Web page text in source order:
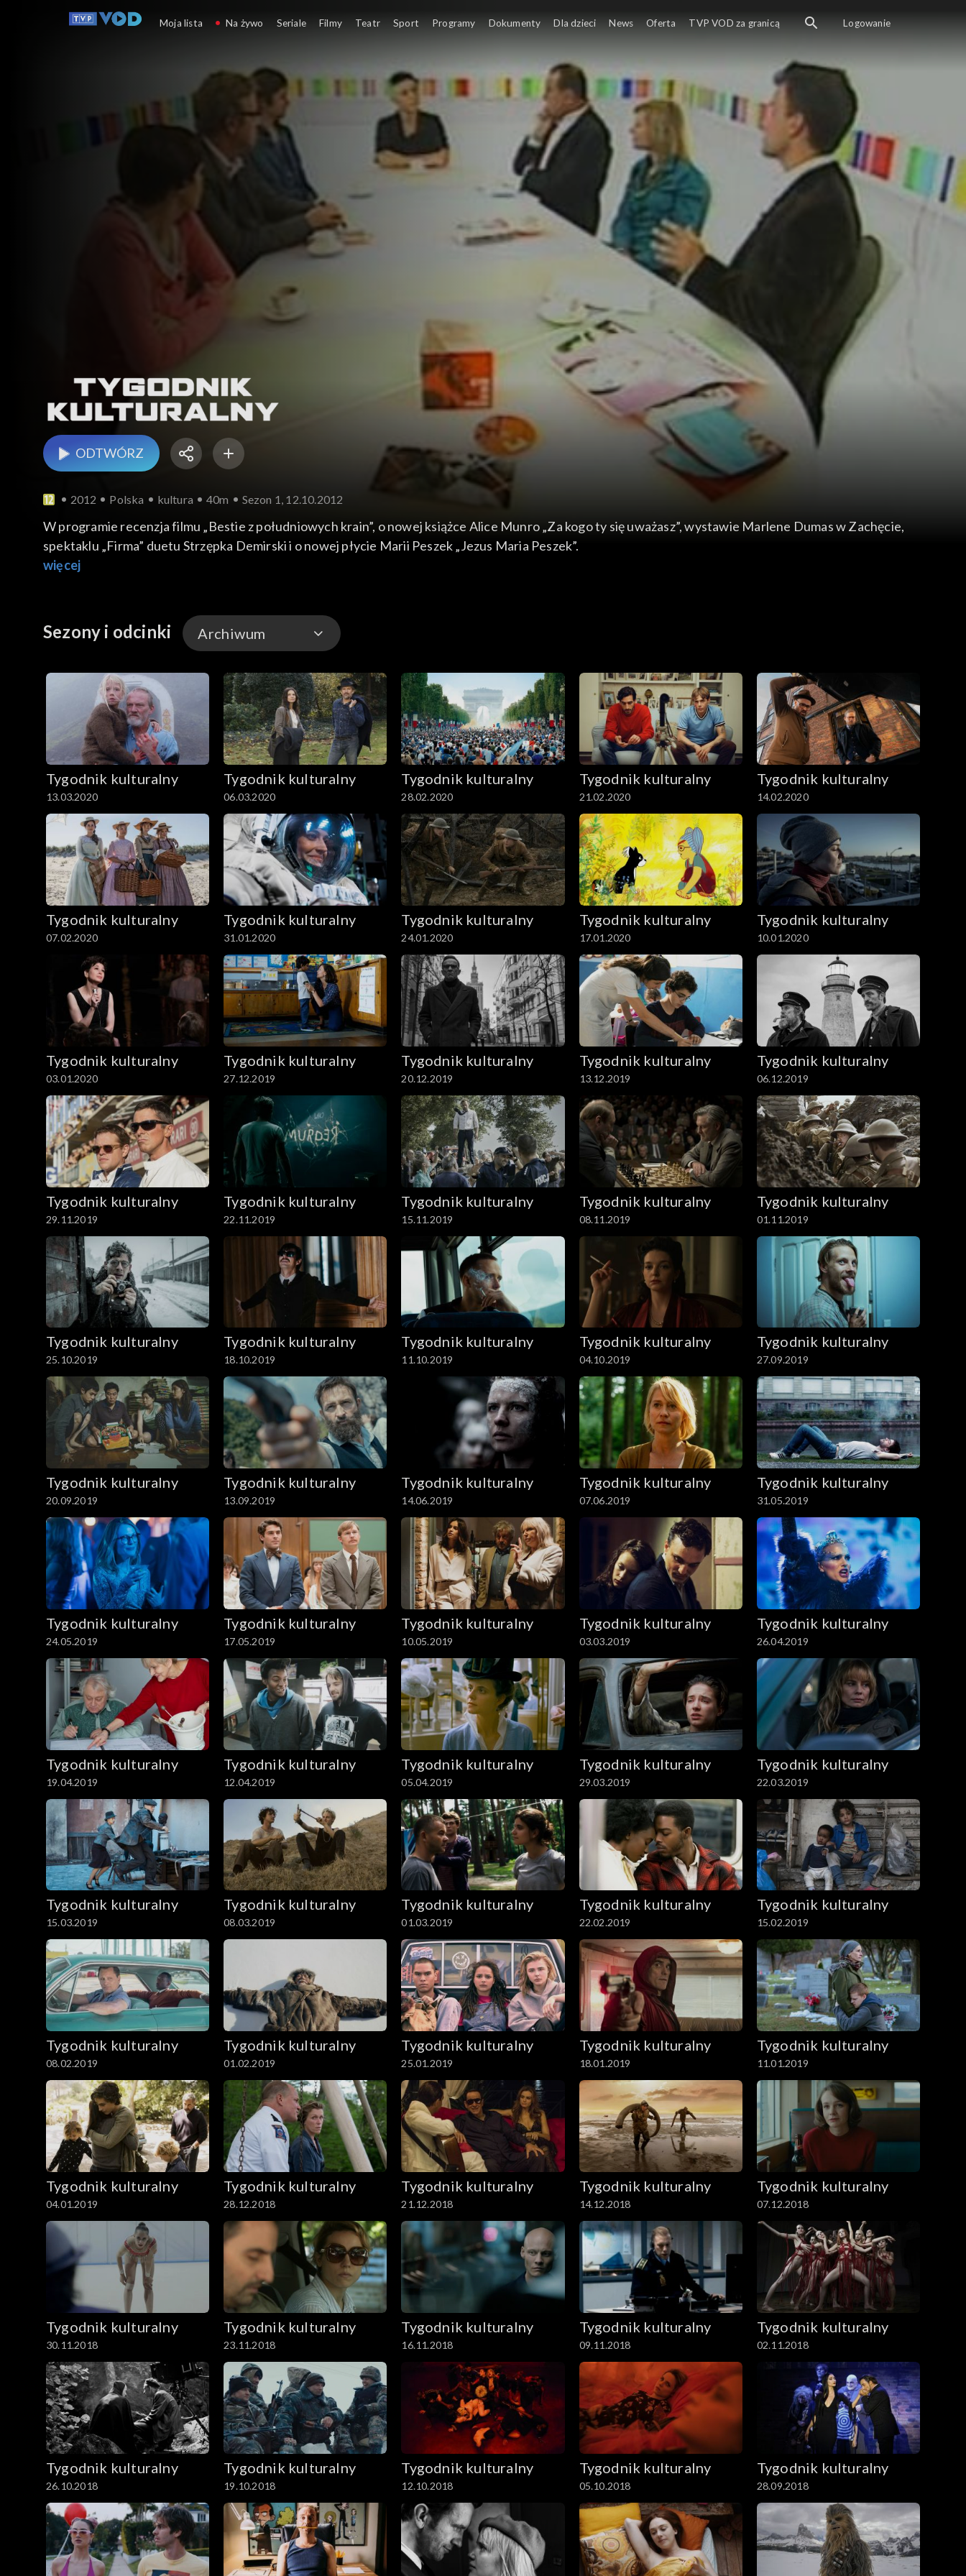
ODTWÓRZ
2012 Polska kultura 40m Sezon 1, 12.10.2012
W programie recenzja filmu „Bestie z południowych krain”, o nowej książce Alice Munro „Za kogo ty się uważasz”, wystawie Marlene Dumas w Zachęcie,
spektaklu „Firma” duetu Strzępka Demirski i o nowej płycie Marii Peszek „Jezus Maria Peszek”.
więcej
Sezony i odcinki Archiwum
Odcinki
Archiwum
Tygodnik kulturalny
13.03.2020
Tygodnik kulturalny
06.03.2020
Tygodnik kulturalny
28.02.2020
Tygodnik kulturalny
21.02.2020
Tygodnik kulturalny
14.02.2020
Tygodnik kulturalny
07.02.2020
Tygodnik kulturalny
31.01.2020
Tygodnik kulturalny
24.01.2020
Tygodnik kulturalny
17.01.2020
Tygodnik kulturalny
10.01.2020
Tygodnik kulturalny
03.01.2020
Tygodnik kulturalny
27.12.2019
Tygodnik kulturalny
20.12.2019
Tygodnik kulturalny
13.12.2019
Tygodnik kulturalny
06.12.2019
Tygodnik kulturalny
29.11.2019
Tygodnik kulturalny
22.11.2019
Tygodnik kulturalny
15.11.2019
Tygodnik kulturalny
08.11.2019
Tygodnik kulturalny
01.11.2019
Tygodnik kulturalny
25.10.2019
Tygodnik kulturalny
18.10.2019
Tygodnik kulturalny
11.10.2019
Tygodnik kulturalny
04.10.2019
Tygodnik kulturalny
27.09.2019
Tygodnik kulturalny
20.09.2019
Tygodnik kulturalny
13.09.2019
Tygodnik kulturalny
14.06.2019
Tygodnik kulturalny
07.06.2019
Tygodnik kulturalny
31.05.2019
Tygodnik kulturalny
24.05.2019
Tygodnik kulturalny
17.05.2019
Tygodnik kulturalny
10.05.2019
Tygodnik kulturalny
03.03.2019
Tygodnik kulturalny
26.04.2019
Tygodnik kulturalny
19.04.2019
Tygodnik kulturalny
12.04.2019
Tygodnik kulturalny
05.04.2019
Tygodnik kulturalny
29.03.2019
Tygodnik kulturalny
22.03.2019
Tygodnik kulturalny
15.03.2019
Tygodnik kulturalny
08.03.2019
Tygodnik kulturalny
01.03.2019
Tygodnik kulturalny
22.02.2019
Tygodnik kulturalny
15.02.2019
Tygodnik kulturalny
08.02.2019
Tygodnik kulturalny
01.02.2019
Tygodnik kulturalny
25.01.2019
Tygodnik kulturalny
18.01.2019
Tygodnik kulturalny
11.01.2019
Tygodnik kulturalny
04.01.2019
Tygodnik kulturalny
28.12.2018
Tygodnik kulturalny
21.12.2018
Tygodnik kulturalny
14.12.2018
Tygodnik kulturalny
07.12.2018
Tygodnik kulturalny
30.11.2018
Tygodnik kulturalny
23.11.2018
Tygodnik kulturalny
16.11.2018
Tygodnik kulturalny
09.11.2018
Tygodnik kulturalny
02.11.2018
Tygodnik kulturalny
26.10.2018
Tygodnik kulturalny
19.10.2018
Tygodnik kulturalny
12.10.2018
Tygodnik kulturalny
05.10.2018
Tygodnik kulturalny
28.09.2018
Moja lista Na żywo Seriale Filmy Teatr Sport Programy Dokumenty Dla dzieci News Oferta TVP VOD za granicą Logowanie